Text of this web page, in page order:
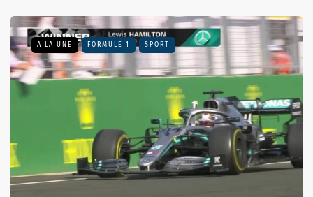
A LA UNE FORMULE 1 SPORT